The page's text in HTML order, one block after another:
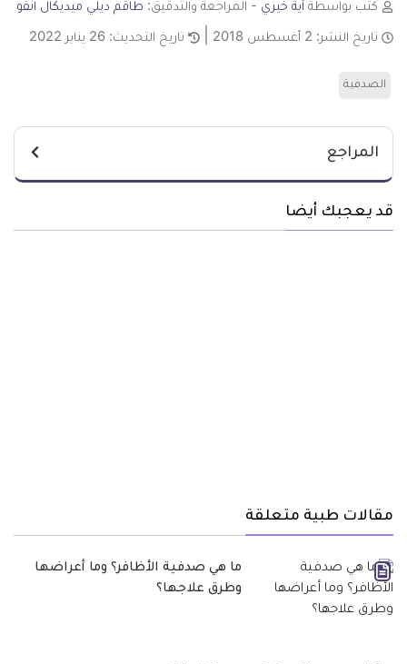
كتب بواسطة آية خيري - المراجعة والتدقيق: طاقم ديلي ميديكال انفو
تاريخ النشر: 2 أغسطس 2018 تاريخ التحديث: 26 يناير 2022
الصدفية
المراجع
قد يعجبك أيضا
مقالات طبية متعلقة
ما هي صدفية الأظافر؟ وما أعراضها
وطرق علاجها؟